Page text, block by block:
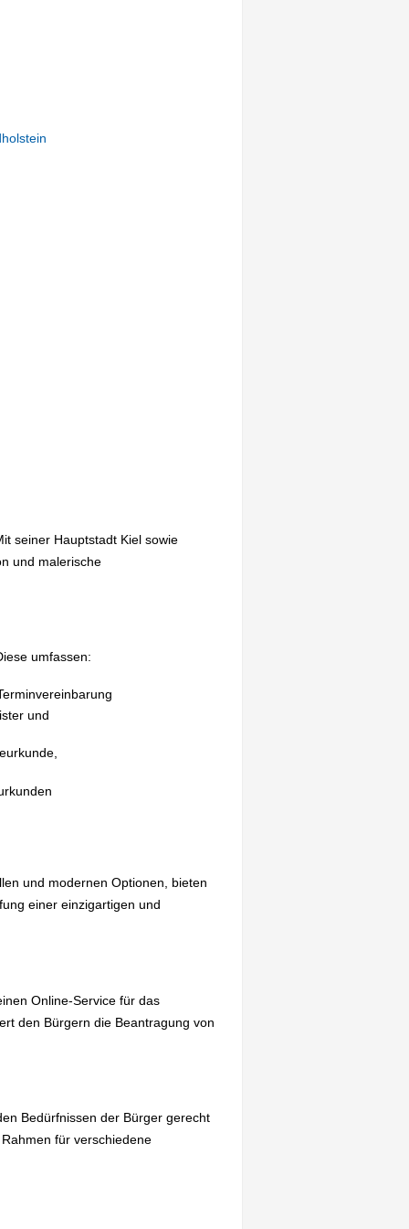
seiner Hauptstadt Kiel sowie
und malerische
umfassen:
und
und modernen Optionen, bieten
einer einzigartigen und
Online-Service für das
den Bürgern die Beantragung von
Bedürfnissen der Bürger gerecht
für verschiedene